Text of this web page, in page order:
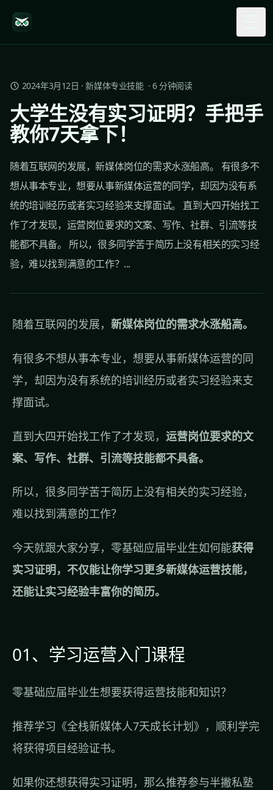
2024年3月12日 ·新媒体专业技能·6分钟阅读
大学生没有实习证明？手把手
教你7天拿下！
随着互联网的发展，新媒体岗位的需求水涨船高。 有很多不
想从事本专业，想要从事新媒体运营的同学，却因为没有系
统的培训经历或者实习经验来支撑面试。 直到大四开始找工
作了才发现，运营岗位要求的文案、写作、社群、引流等技
能都不具备。 所以，很多同学苦于简历上没有相关的实习经
验，难以找到满意的工作？...
随着互联网的发展， 新媒体岗位的需求水涨船高。
有很多不想从事本专业，想要从事新媒体运营的同
学，却因为没有系统的培训经历或者实习经验来支
撑面试。
直到大四开始找工作了才发现， 运营岗位要求的文
案、写作、社群、引流等技能都不具备。
所以，很多同学苦于简历上没有相关的实习经验，
难以找到满意的工作？
今天就跟大家分享，零基础应届毕业生如何能获得
实习证明，不仅能让你学习更多新媒体运营技能，
还能让实习经验丰富你的简历。
01、学习运营入门课程
零基础应届毕业生想要获得运营技能和知识？
推荐学习 《全栈新媒体人7天成长计划》 ，顺利学完
将获得项目经验证书。
如果你还想获得实习证明，那么推荐参与半撇私塾